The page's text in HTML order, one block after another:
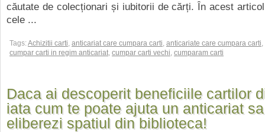
căutate de colecționari și iubitorii de cărți. În acest
cele ...
Tags:Achizitii carti, anticariat care cumpara carti, anticariate care cumpara carti,
cumpar carti in regim anticariat, cumpar carti vechi, cumparam carti
Daca ai descoperit beneficiile cartilor
iata cum te poate ajuta un anticariat
eliberezi spatiul din biblioteca!